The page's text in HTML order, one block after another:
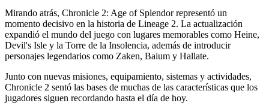
Mirando atrás, Chronicle 2: Age of Splendor representó un
momento decisivo en la historia de Lineage 2. La actualización
expandió el mundo del juego con lugares memorables como Heine,
Devil's Isle y la Torre de la Insolencia, además de introducir
personajes legendarios como Zaken, Baium y Hallate.
Junto con nuevas misiones, equipamiento, sistemas y actividades,
Chronicle 2 sentó las bases de muchas de las características que los
jugadores siguen recordando hasta el día de hoy.